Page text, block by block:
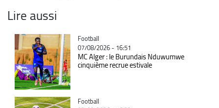
Lire aussi
Catégorie
Football
07/08/2026 - 16:51
MC Alger : le Burundais Nduwumwe
cinquième recrue estivale
Catégorie
Football